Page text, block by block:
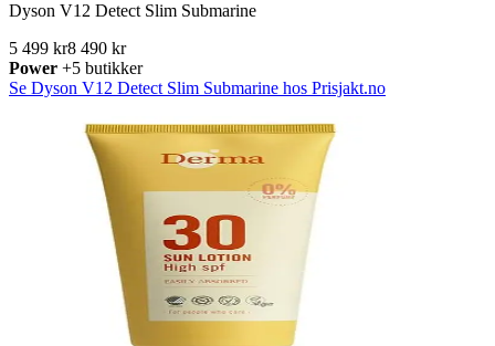
Dyson V12 Detect Slim Submarine
5 499 kr8 490 kr
Power +5 butikker
Se Dyson V12 Detect Slim Submarine hos Prisjakt.no